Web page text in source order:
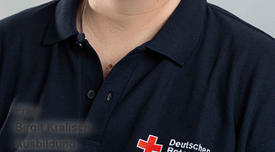
Frau
Birgit Kralisch
Ausbildung